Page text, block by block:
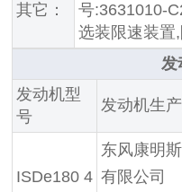
其它：
号:3631010-
选装限速装置
发
发动机型
号
发动机生
ISDe180 4
东风康明
有限公司